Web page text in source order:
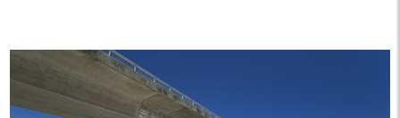
2024.03.25
「沖建協会報 3月号」を掲載しまし
た。